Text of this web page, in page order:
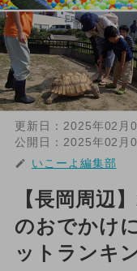
更新日： 2025年02月
公開日： 2025年02月
いこーよ編集部
【長岡周辺
のおでかけ
ットランキ